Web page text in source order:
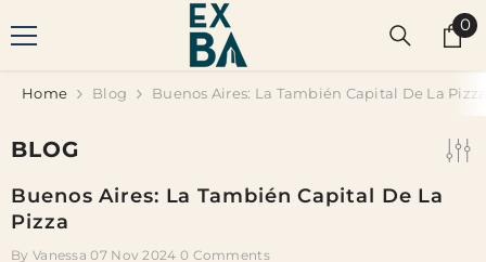
00
Home Blog Buenos Aires: La También Capital De La
BLOG
Buenos Aires: La También Capital De La
Pizza
By Vanessa 07 Nov 2024 0 Comments